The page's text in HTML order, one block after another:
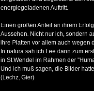
energiegeladenen Auftritt.
Einen großen Anteil an ihrem
Aussehen. Nicht nur ich, sondern
ihre Platten vor allem auch wegen
In natura sah ich Lee dann zum
in St.Wendel im Rahmen der
Und ich muß sagen, die Bilder
(Lechz, Gier)